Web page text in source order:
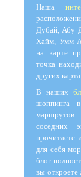
Наша
Дубай, Абу
Хайм, Умм
на карте
точка
других
В наших
шоппинга
маршрутов
соседних
прочитаете
для себя
блог
вы откроете